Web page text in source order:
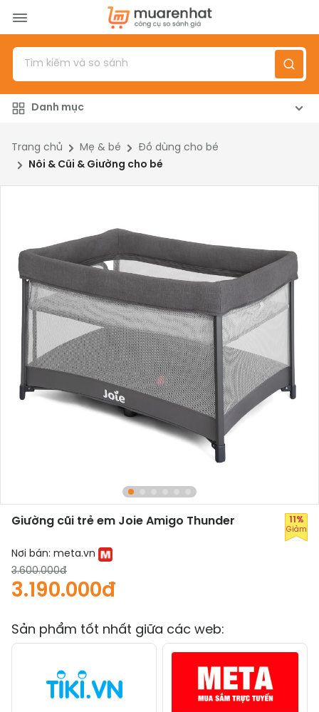
Menu
Sản phẩm
Đánh giá sản phẩm
Danh mục
Trang chủ Mẹ & bé
Đồ dùng cho bé
Nôi & Cũi & Giường cho bé
11%
Giảm
Giường cũi trẻ em Joie Amigo Thunder
Nơi bán: meta.vn
3.600.000đ
3.190.000đ
Sản phẩm tốt nhất giữa các web: